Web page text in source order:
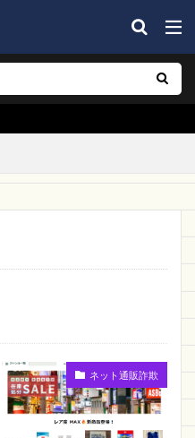
LQBVYN
WIPIKI
シャンプー
mbk
kittyshop
超PayPay祭
OTVN
れ堂 nexus オンライン
Good
バンド
ネット通販詐欺